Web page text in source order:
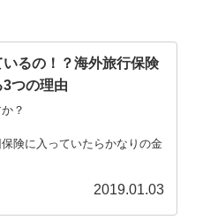
いるの！？海外旅行保険
つの理由
？
険に入っていたらかなりの金
2019.01.03